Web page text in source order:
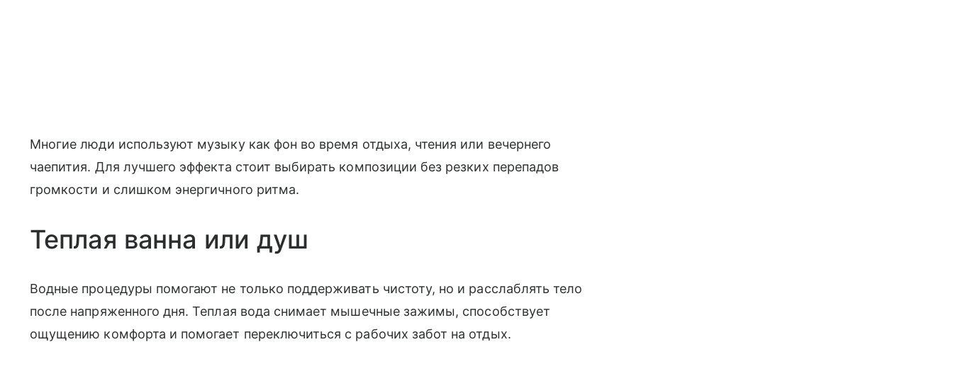
Многие люди используют музыку как фон во время отдыха, чтения или вечернего
чаепития. Для лучшего эффекта стоит выбирать композиции без резких перепадов
громкости и слишком энергичного ритма.
Теплая ванна или душ
Водные процедуры помогают не только поддерживать чистоту, но и расслаблять тело
после напряженного дня. Теплая вода снимает мышечные зажимы, способствует
ощущению комфорта и помогает переключиться с рабочих забот на отдых.